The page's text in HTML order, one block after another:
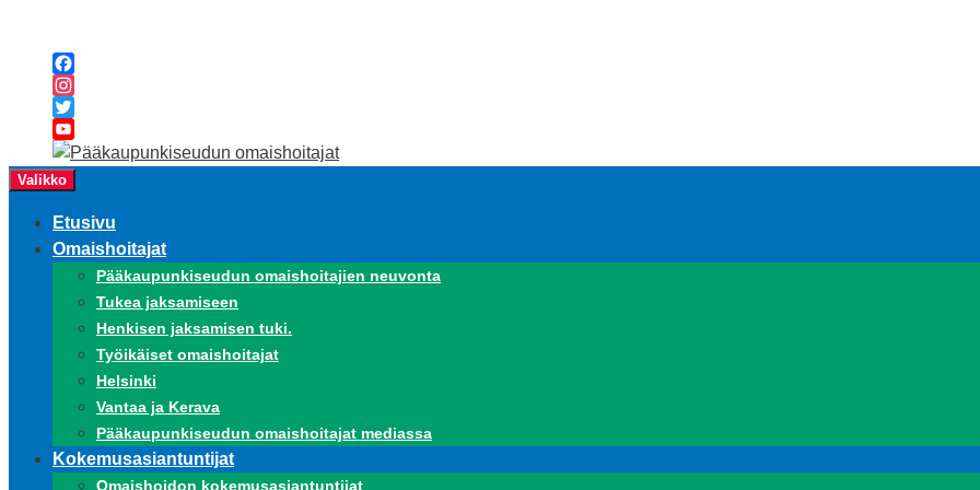
Facebook
Instagram
Twitter
YouTube
Channel
Valikko
Etusivu
Omaishoitajat
Pääkaupunkiseudun omaishoitajien neuvonta
Tukea jaksamiseen
Henkisen jaksamisen tuki.
Työikäiset omaishoitajat
Helsinki
Vantaa ja Kerava
Pääkaupunkiseudun omaishoitajat mediassa
Kokemusasiantuntijat
Omaishoidon kokemusasiantuntijat